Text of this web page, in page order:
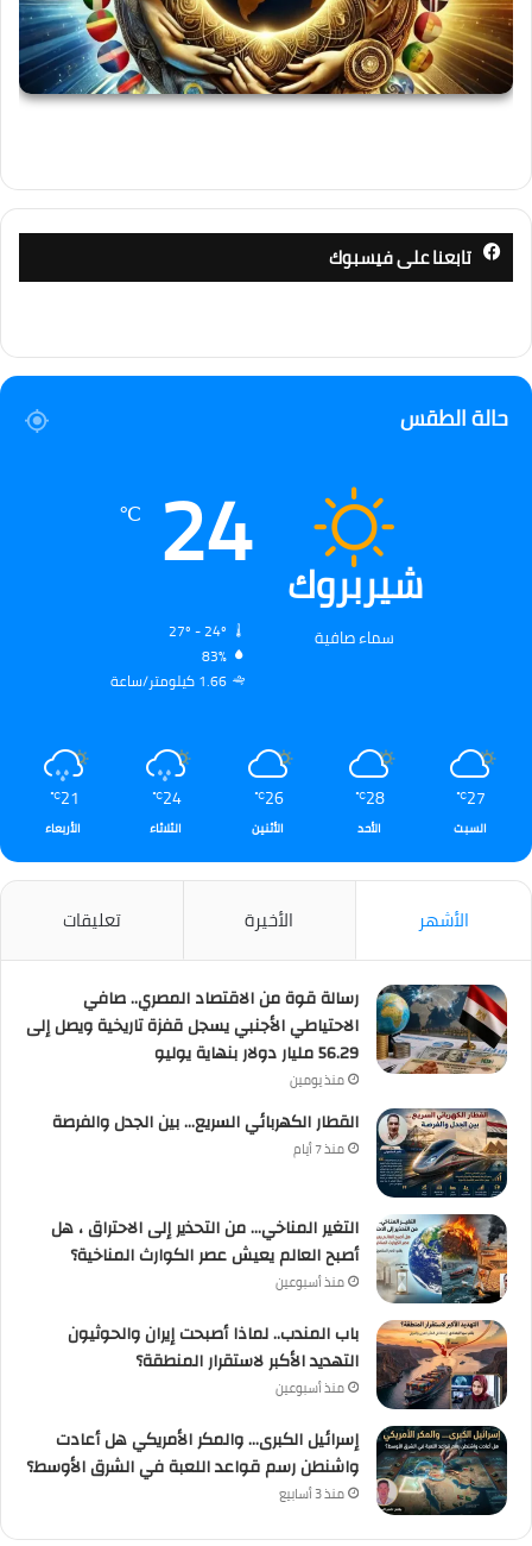
تابعنا على فيسبوك
حالة الطقس
شيربروك
سماء صافية
24
℃
83%
1.66 كيلومتر/ساعة
27
℃
السبت
28
℃
الأحد
26
℃
الأثنين
24
℃
الثلاثاء
21
℃
الأربعاء
الأشهر الأخيرة تعليقات
رسالة قوة من الاقتصاد المصري.. صافي
الاحتياطي الأجنبي يسجل قفزة تاريخية ويصل إلى
56.29 مليار دولار بنهاية يوليو
منذ يومين
القطار الكهربائي السريع… بين الجدل والفرصة
منذ 7 أيام
التغير المناخي… من التحذير إلى الاحتراق ، هل
أصبح العالم يعيش عصر الكوارث المناخية؟
منذ أسبوعين
باب المندب.. لماذا أصبحت إيران والحوثيون
التهديد الأكبر لاستقرار المنطقة؟
منذ أسبوعين
إسرائيل الكبرى… والمكر الأمريكي هل أعادت
واشنطن رسم قواعد اللعبة في الشرق الأوسط؟
منذ 3 أسابيع